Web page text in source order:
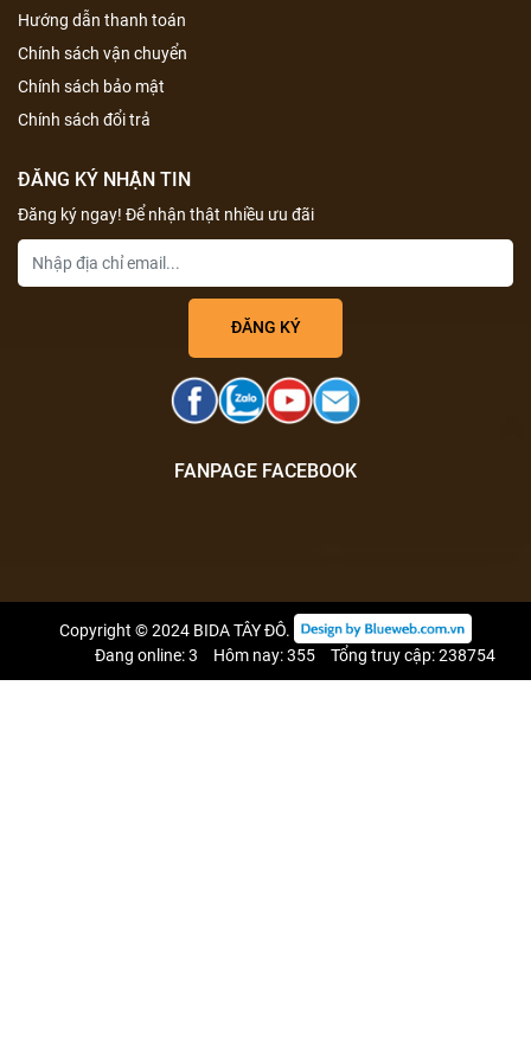
Hướng dẫn thanh toán
Chính sách vận chuyển
Chính sách bảo mật
Chính sách đổi trả
ĐĂNG KÝ NHẬN TIN
Đăng ký ngay! Để nhận thật nhiều ưu đãi
FANPAGE FACEBOOK
Copyright © 2024 BIDA TÂY ĐÔ.
Đang online: 3
Hôm nay: 355 Tổng truy cập: 238754